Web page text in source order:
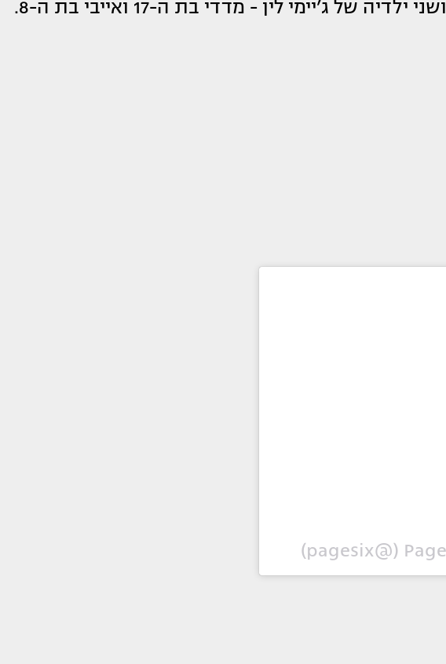
ושני ילדיה של ג’יימי לין - מדדי בת ה-17 ואייבי בת ה-8.